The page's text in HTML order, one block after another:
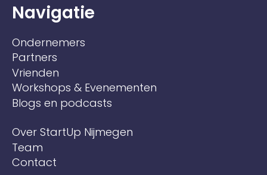
Navigatie
Ondernemers
Partners
Vrienden
Workshops & Evenementen
Blogs en podcasts
Over StartUp Nijmegen
Team
Contact